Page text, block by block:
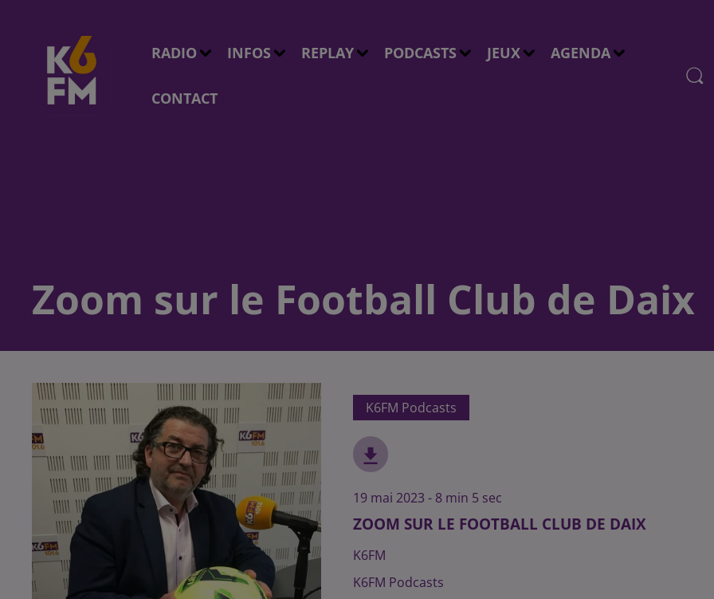
RADIO INFOS REPLAY PODCASTS JEUX AGENDA
CONTACT
Zoom sur le Football Club de Daix
K6FM Podcasts
19 mai 2023 - 8 min 5 sec
ZOOM SUR LE FOOTBALL CLUB DE DAIX
K6FM
K6FM Podcasts